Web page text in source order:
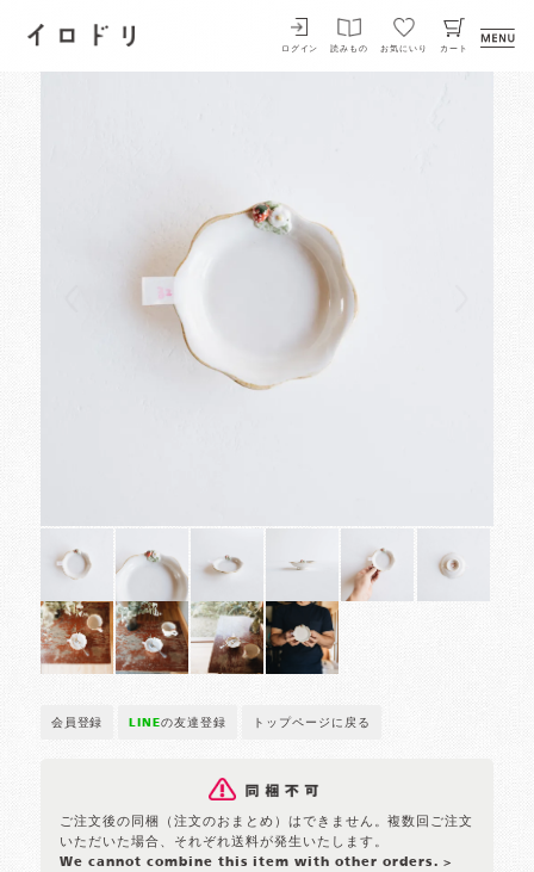
イロドリ
ログイン 読みもの お気にいり カート
会員登録 LINEの友達登録 トップページに戻る
ご注文後の同梱（注文のおまとめ）はできません。複数回ご注文
いただいた場合、それぞれ送料が発生いたします。
We cannot combine this item with other orders. >